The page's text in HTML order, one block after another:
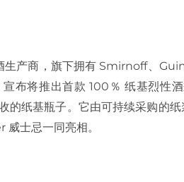
生产商，旗下拥有 Smirnoff、
布将推出首款 100％ 纸基烈性
的纸基瓶子。它由可持续采购的
士忌一同亮相。